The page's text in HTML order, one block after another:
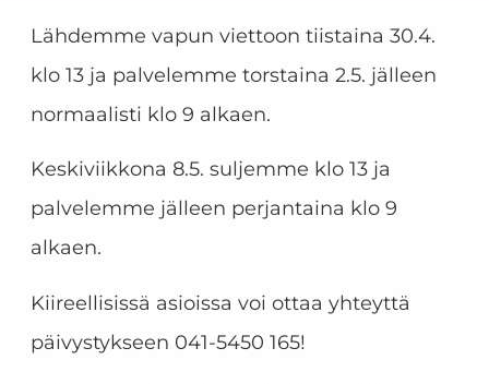
Lähdemme vapun viettoon tiistaina 30.4.
klo 13 ja palvelemme torstaina 2.5. jälleen
normaalisti klo 9 alkaen. ​​
Keskiviikkona 8.5. suljemme klo 13 ja
palvelemme jälleen perjantaina klo 9
alkaen.
Kiireellisissä asioissa voi ottaa yhteyttä
päivystykseen 041-5450 165!​​